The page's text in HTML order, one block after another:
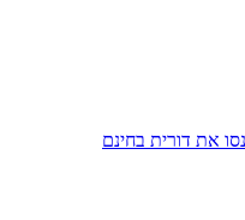
נסו את דורית בחינם